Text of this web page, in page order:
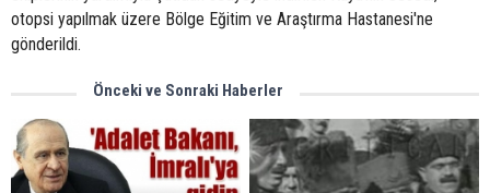
otopsi yapılmak üzere Bölge Eğitim ve Araştırma Hastanesi'ne
gönderildi.
Önceki ve Sonraki Haberler